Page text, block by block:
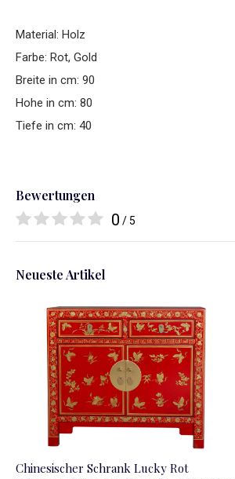
Material: Holz
Farbe: Rot, Gold
Breite in cm: 90
Hohe in cm: 80
Tiefe in cm: 40
Bewertungen
0 / 5
Neueste Artikel
Chinesischer Schrank Lucky Rot